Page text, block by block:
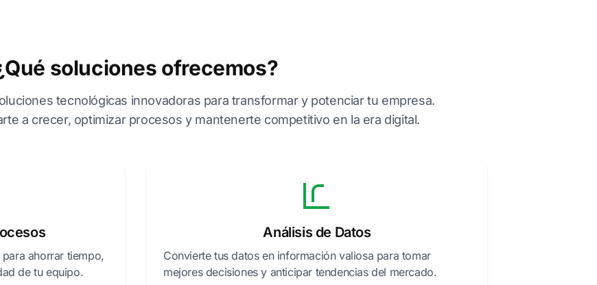
soluciones ofrecemos?
tecnológicas innovadoras para transformar y potenciar tu empresa.
a crecer, optimizar procesos y mantenerte competitivo en la era digital.
ahorrar tiempo,
de tu equipo.
Análisis de Datos
Convierte tus datos en información valiosa para tomar
mejores decisiones y anticipar tendencias del mercado.